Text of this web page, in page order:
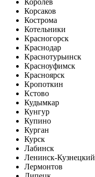
Корсаков
Кострома
Котельники
Красногорск
Краснодар
Краснотурьинск
Красноуфимск
Красноярск
Кропоткин
Кстово
Кудымкар
Кунгур
Купино
Курган
Курск
Лабинск
Ленинск-Кузнецкий
Лермонтов